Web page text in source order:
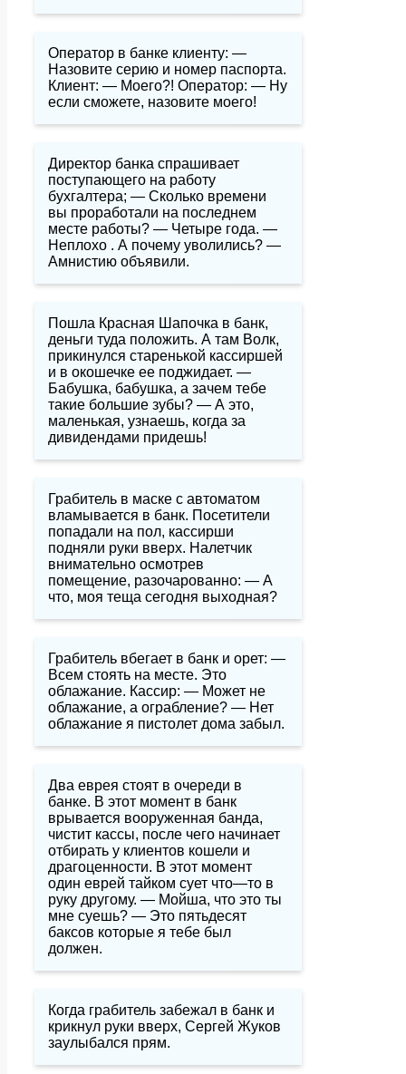
Оператор в банке клиенту: —
Назовите серию и номер паспорта.
Клиент: — Моего?! Оператор: — Ну
если сможете, назовите моего!
Директор банка спрашивает
поступающего на работу
бухгалтера; — Сколько времени
вы проработали на последнем
месте работы? — Четыре года. —
Неплохо . А почему уволились? —
Амнистию объявили.
Пошла Красная Шапочка в банк,
деньги туда положить. А там Волк,
прикинулся старенькой кассиршей
и в окошечке ее поджидает. —
Бабушка, бабушка, а зачем тебе
такие большие зубы? — А это,
маленькая, узнаешь, когда за
дивидендами придешь!
Грабитель в маске с автоматом
вламывается в банк. Посетители
попадали на пол, кассирши
подняли руки вверх. Налетчик
внимательно осмотрев
помещение, разочарованно: — А
что, моя теща сегодня выходная?
Грабитель вбегает в банк и орет: —
Всем стоять на месте. Это
облажание. Кассир: — Может не
облажание, а ограбление? — Нет
облажание я пистолет дома забыл.
Два еврея стоят в очереди в
банке. В этот момент в банк
врывается вооруженная банда,
чистит кассы, после чего начинает
отбирать у клиентов кошели и
драгоценности. В этот момент
один еврей тайком сует что—то в
руку другому. — Мойша, что это ты
мне суешь? — Это пятьдесят
баксов которые я тебе был
должен.
Когда грабитель забежал в банк и
крикнул руки вверх, Сергей Жуков
заулыбался прям.